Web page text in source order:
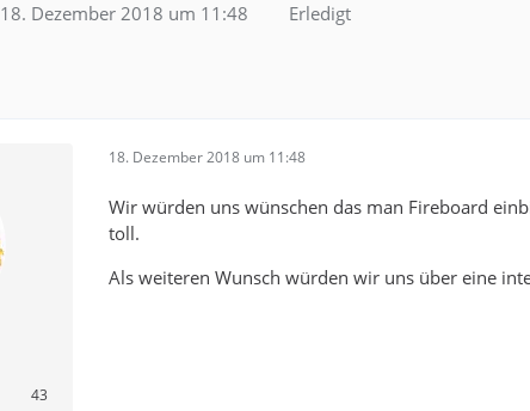
18. Dezember 2018 um 11:48 Erledigt
43
18. Dezember 2018 um 11:48
Wir würden uns wünschen das man Fireboard
toll.
Als weiteren Wunsch würden wir uns über eine